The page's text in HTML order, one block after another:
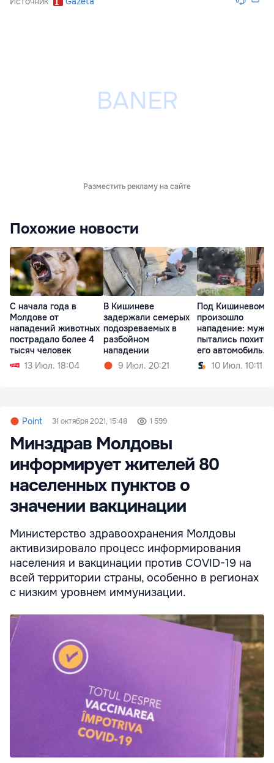
Разместить рекламу на сайте
Похожие новости
С начала года в
Молдове от
нападений животных
пострадало более 4
тысяч человек
13 Июл. 18:04
В Кишиневе
задержали семерых
подозреваемых в
разбойном
нападении
9 Июл. 20:21
Под Кишиневом
произошло
нападение:
пытались
его автомобиль
сожгли10 Июл. 10:11
Point 31 октября 2021, 15:48 1 599
Минздрав Молдовы
информирует жителей 80
населенных пунктов о
значении вакцинации
Министерство здравоохранения Молдовы
активизировало процесс информирования
населения и вакцинации против COVID-19 на
всей территории страны, особенно в регионах
с низким уровнем иммунизации.